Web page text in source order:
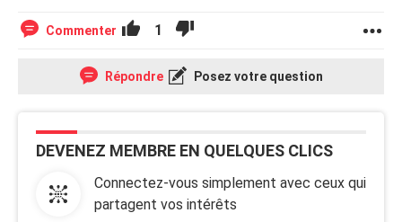
Commenter 1
Répondre Posez votre question
DEVENEZ MEMBRE EN QUELQUES CLICS
Connectez-vous simplement avec ceux qui
partagent vos intérêts